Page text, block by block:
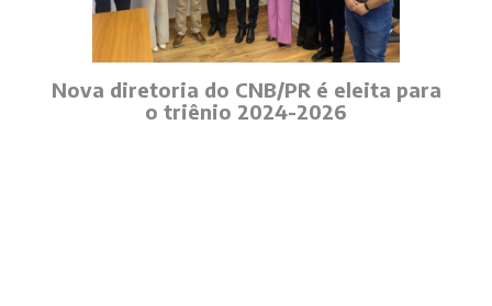
Nova diretoria do CNB/PR é eleita para
o triênio 2024-2026